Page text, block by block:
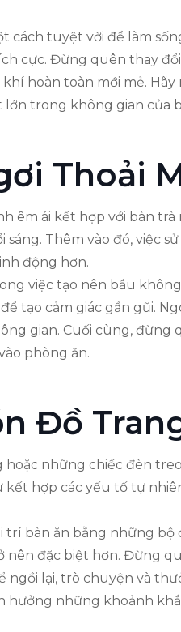
cách tuyệt vời để làm
cực. Đừng quên thay
hoàn toàn mới mẻ.
trong không gian của
Thoải
êm ái kết hợp với bàn
Thêm vào đó, việc
động hơn.
việc tạo nên bầu
tạo cảm giác gần gũi.
gian. Cuối cùng,
phòng ăn.
Đồ
những chiếc đèn
hợp các yếu tố tự
trí bàn ăn bằng những
nên đặc biệt hơn. Đừng
ngồi lại, trò chuyện và
hưởng những khoảnh